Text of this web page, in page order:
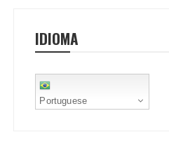
IDIOMA
Portuguese